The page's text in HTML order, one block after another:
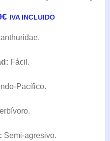
€DE
DESDE
HASTA
IVA INCLUIDO
Fácil.
Indo-Pacífico.
Semi-agresivo.